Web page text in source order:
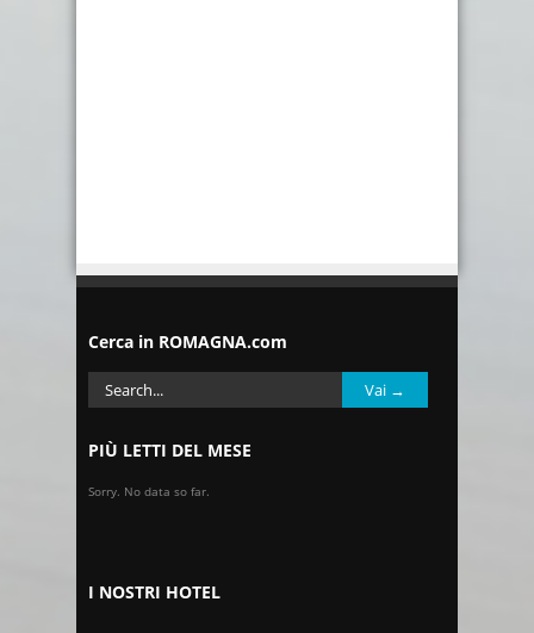
Cerca in ROMAGNA.com
PIÙ LETTI DEL MESE
Sorry. No data so far.
I NOSTRI HOTEL